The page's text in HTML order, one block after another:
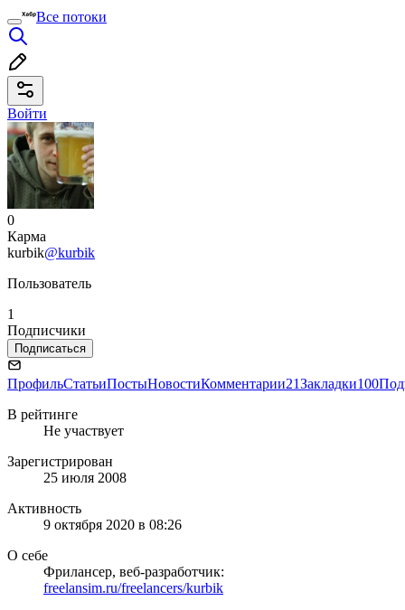
Все потоки
Войти
0
Карма
kurbik@kurbik
Пользователь
1
Подписчики
Подписаться
ПрофильСтатьиПостыНовостиКомментарии21Закладки100
В рейтинге
Не участвует
Зарегистрирован
25 июля 2008
Активность
9 октября 2020 в 08:26
О себе
Фрилансер, веб-разработчик:
freelansim.ru/freelancers/kurbik